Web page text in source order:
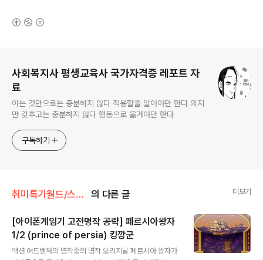
사회복지사 평생교육사 국가자격증 레포트 자
료
아는 것만으로는 충분하지 않다 적용할줄 알아야만 한다 의지
만 갖추고는 충분하지 않다 행동으로 옮겨야만 한다
구독하기
취미특기월드/스마트폰게임 의 다른 글 더보기
[아이폰게임기 고전명작 공략] 페르시아왕자
1/2 (prince of persia) 킹깡군
액션 어드벤처의 명작중의 명작 오리지날 페르시아 왕자가